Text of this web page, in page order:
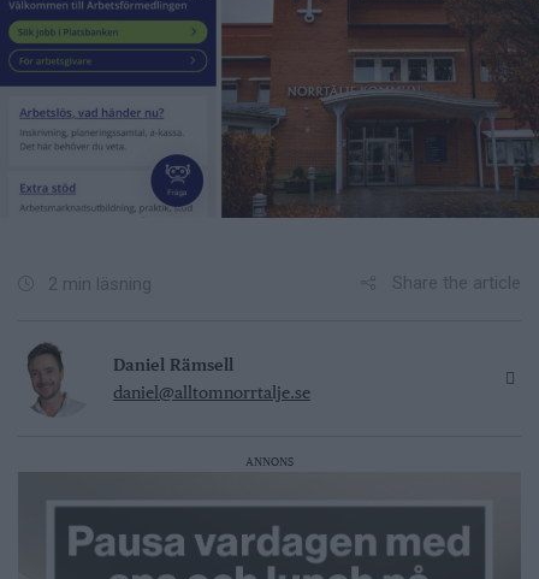
2 min läsning Share the article
Daniel Rämsell
daniel@alltomnorrtalje.se
ANNONS